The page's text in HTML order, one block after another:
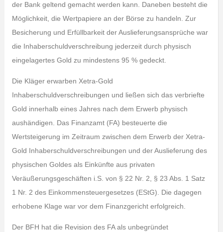
der Bank geltend gemacht werden kann. Daneben besteht die
Möglichkeit, die Wertpapiere an der Börse zu handeln. Zur
Besicherung und Erfüllbarkeit der Auslieferungsansprüche war
die Inhaberschuldverschreibung jederzeit durch physisch
eingelagertes Gold zu mindestens 95 % gedeckt.
Die Kläger erwarben Xetra-Gold
Inhaberschuldverschreibungen und ließen sich das verbriefte
Gold innerhalb eines Jahres nach dem Erwerb physisch
aushändigen. Das Finanzamt (FA) besteuerte die
Wertsteigerung im Zeitraum zwischen dem Erwerb der Xetra-
Gold Inhaberschuldverschreibungen und der Auslieferung des
physischen Goldes als Einkünfte aus privaten
Veräußerungsgeschäften i.S. von § 22 Nr. 2, § 23 Abs. 1 Satz
1 Nr. 2 des Einkommensteuergesetzes (EStG). Die dagegen
erhobene Klage war vor dem Finanzgericht erfolgreich.
Der BFH hat die Revision des FA als unbegründet